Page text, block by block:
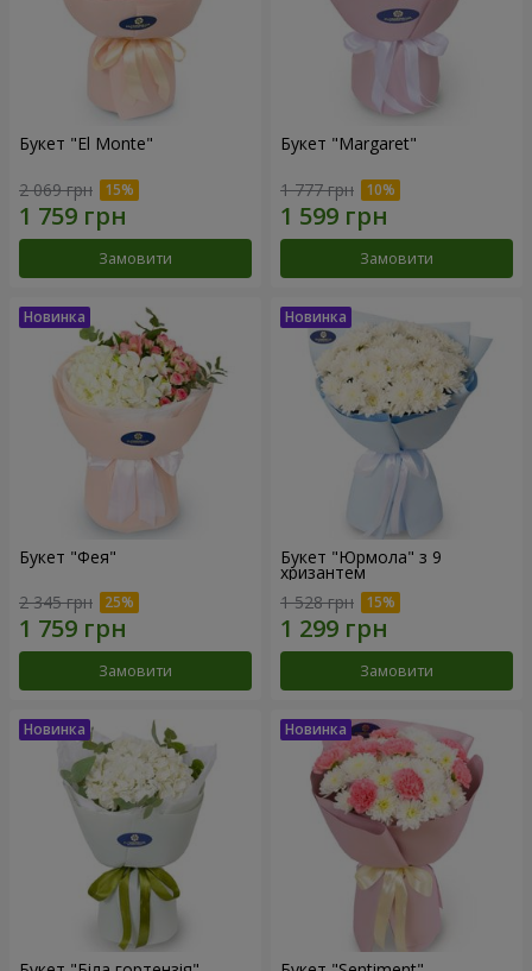
Букет "El Monte"
2 069 грн
Замовити
Букет "Margaret"
1 777 грн
Замовити
Букет "Фея"
2 345 грн
Замовити
Букет "Юрмола" з 9
хризантем
1 528 грн
Замовити